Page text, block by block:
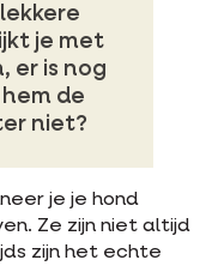
je met
er is nog
de
niet?
je je hond
Ze zijn niet altijd
zijn het echte